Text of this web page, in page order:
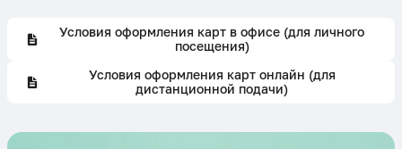
Условия оформления карт в офисе (для личного
посещения)
Условия оформления карт онлайн (для
дистанционной подачи)